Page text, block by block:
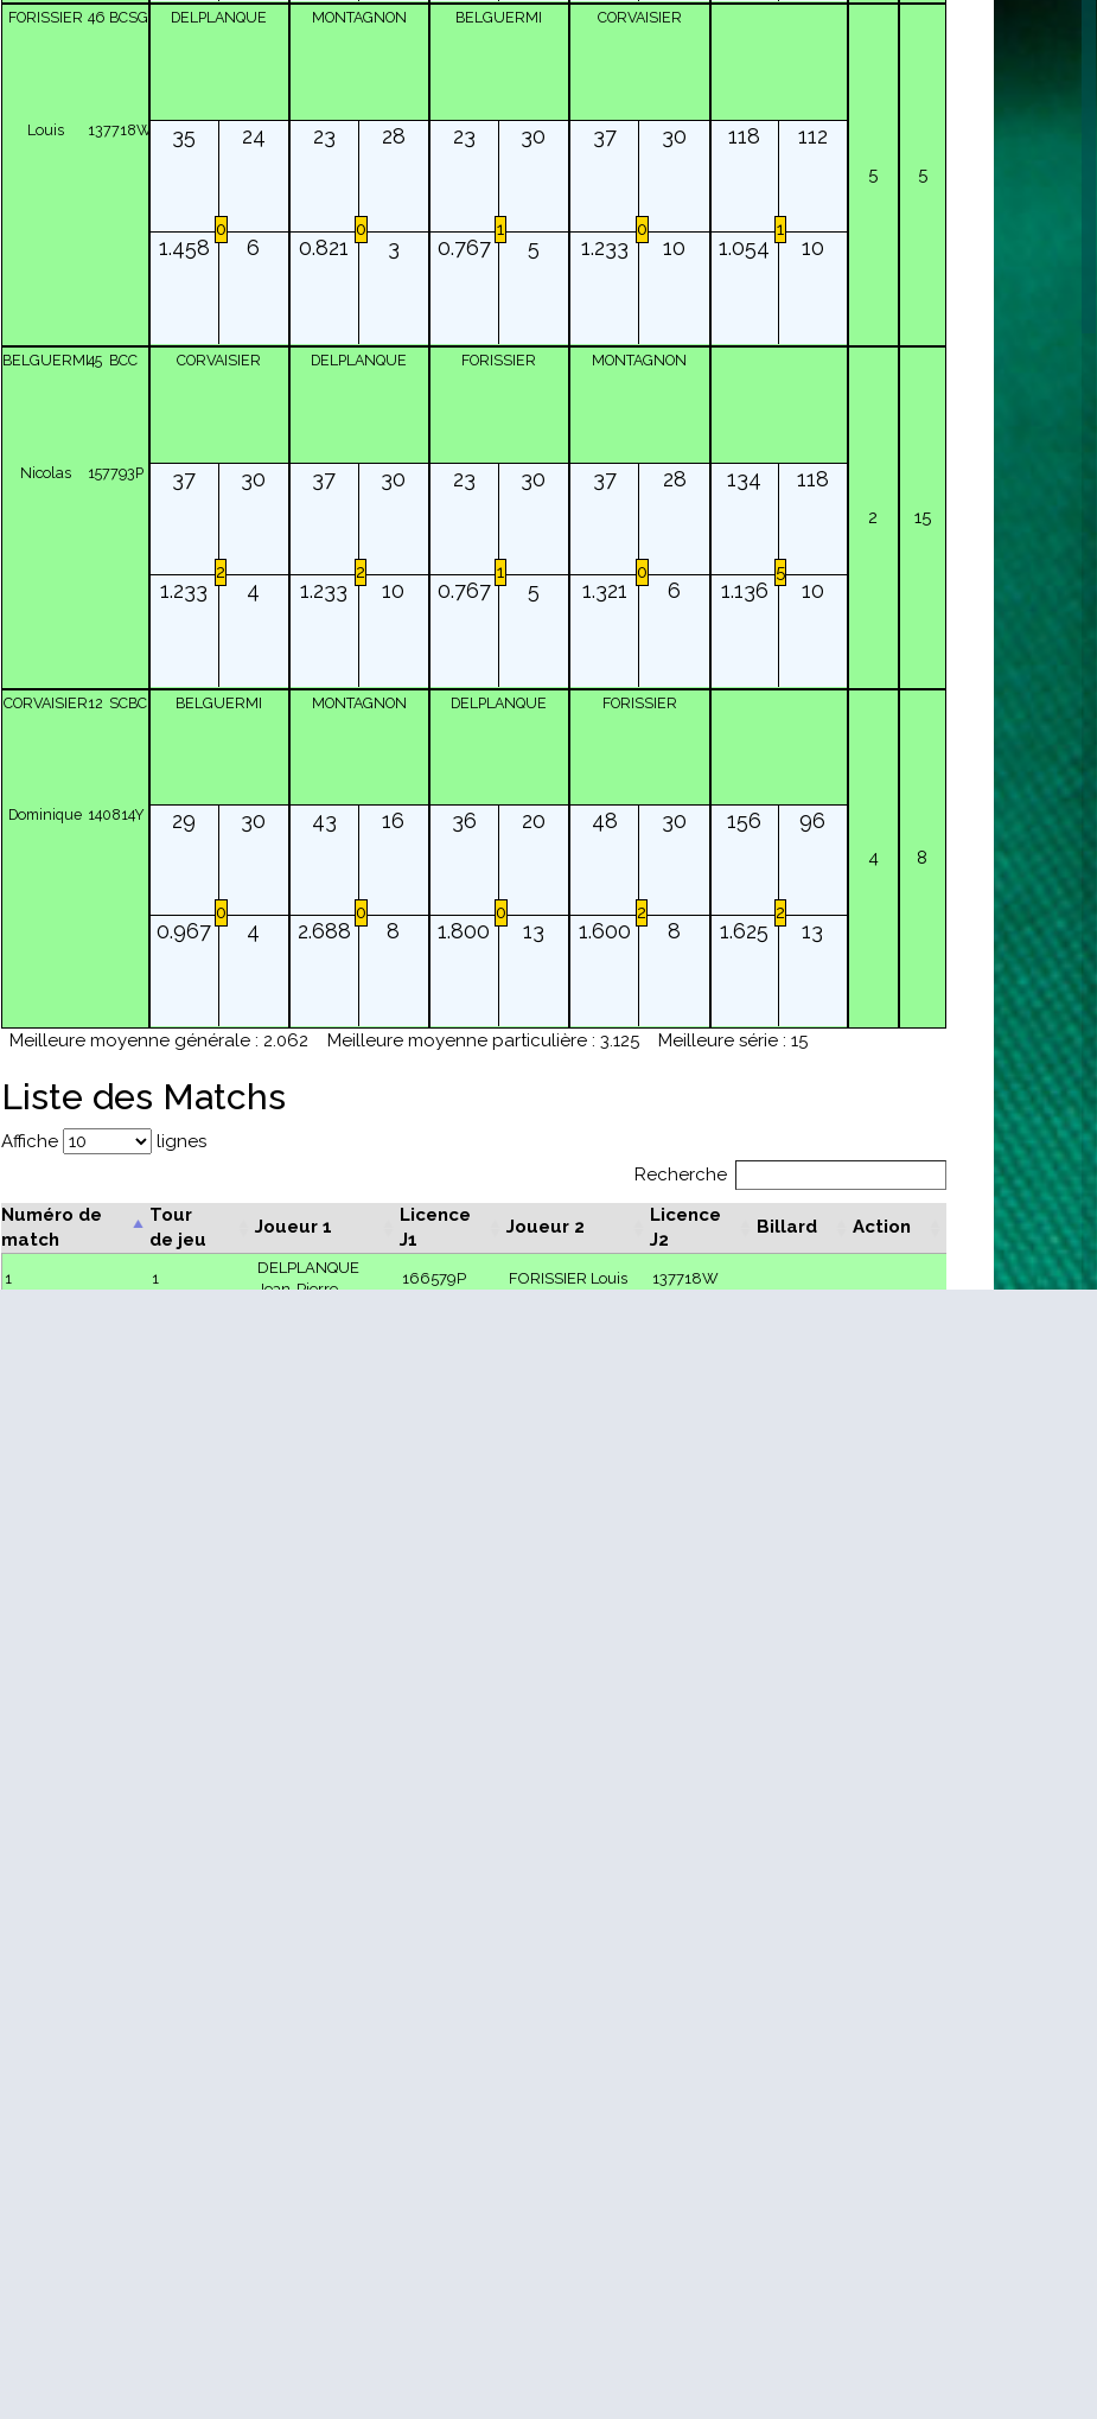
FORISSIER 46 BCSG
Louis 137718W
DELPLANQUE
35 24
1.458 6
0
MONTAGNON
23 28
0.821 3
0
BELGUERMI
23 30
0.767 5
1
CORVAISIER
37 30
1.233 10
0
118 112
1.054 10
1
5 5
BELGUERMI45 BCC
Nicolas 157793P
CORVAISIER
37 30
1.233 4
2
DELPLANQUE
37 30
1.233 10
2
FORISSIER
23 30
0.767 5
1
MONTAGNON
37 28
1.321 6
0
134 118
1.136 10
5
2 15
CORVAISIER12 SCBC
Dominique 140814Y
BELGUERMI
29 30
0.967 4
0
MONTAGNON
43 16
2.688 8
0
DELPLANQUE
36 20
1.800 13
0
FORISSIER
48 30
1.600 8
2
156 96
1.625 13
2
4 8
Meilleure moyenne générale : 2.062 Meilleure moyenne particulière : 3.125 Meilleure série : 15
Liste des Matchs
Affiche
lignes
Recherche
Numéro de
match
Tour
de jeu
Joueur 1
Licence
J1
Joueur 2
Licence
J2
Billard Action
1 1
DELPLANQUE
Jean-Pierre
166579P FORISSIER Louis 137718W